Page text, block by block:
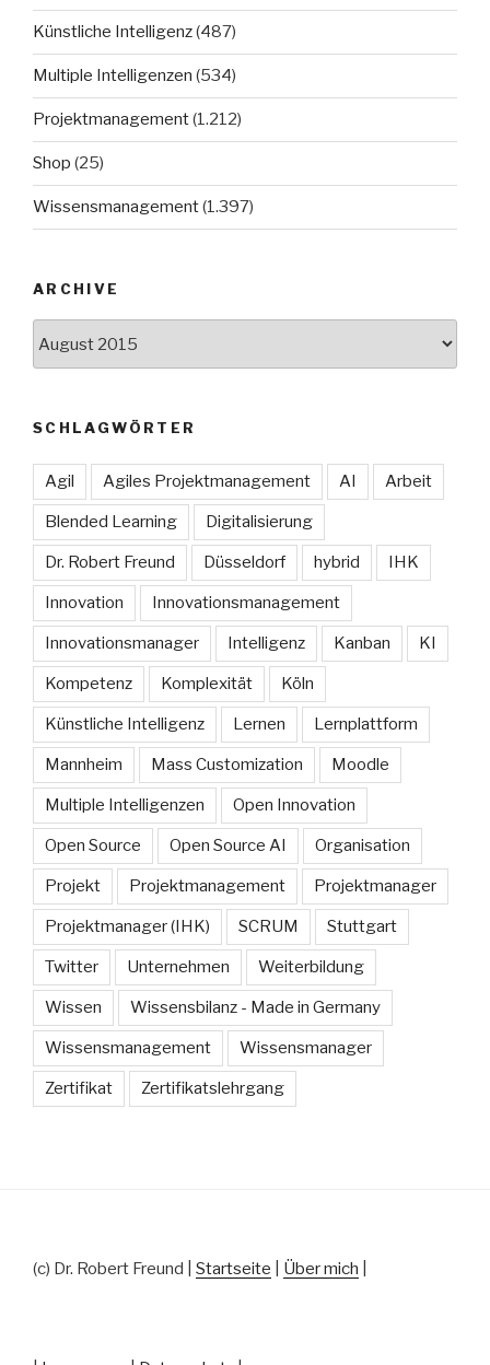
Künstliche Intelligenz(487)
Multiple Intelligenzen (534)
Projektmanagement(1.212)
Shop (25)
Wissensmanagement(1.397)
ARCHIVE
SCHLAGWÖRTER
Agil Agiles Projektmanagement AI Arbeit
Blended Learning Digitalisierung
Dr. Robert Freund Düsseldorf hybrid IHK
Innovation Innovationsmanagement
Innovationsmanager Intelligenz Kanban KI
Kompetenz Komplexität Köln
Künstliche Intelligenz Lernen Lernplattform
Mannheim Mass Customization Moodle
Multiple Intelligenzen Open Innovation
Open Source Open Source AI Organisation
Projekt Projektmanagement Projektmanager
Projektmanager (IHK) SCRUM Stuttgart
Twitter Unternehmen Weiterbildung
Wissen Wissensbilanz - Made in Germany
Wissensmanagement Wissensmanager
Zertifikat Zertifikatslehrgang
(c) Dr. Robert Freund | Startseite Über mich